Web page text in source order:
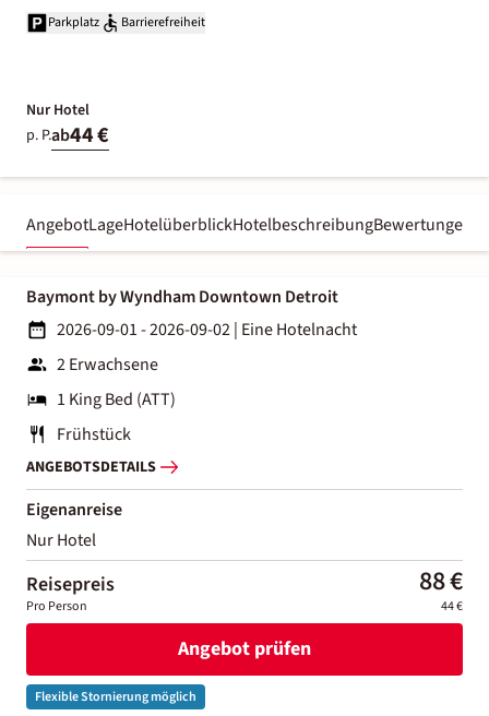
Parkplatz Barrierefreiheit
Nur Hotel
p. P.ab44 €
AngebotLageHotelüberblickHotelbeschreibungBewertungen
Baymont by Wyndham Downtown Detroit
2026-09-01 - 2026-09-02| Eine Hotelnacht
2 Erwachsene
1 King Bed (ATT)
Frühstück
ANGEBOTSDETAILS
Eigenanreise
Nur Hotel
Reisepreis 88 €
Pro Person 44 €
Angebot prüfen
Flexible Stornierung möglich